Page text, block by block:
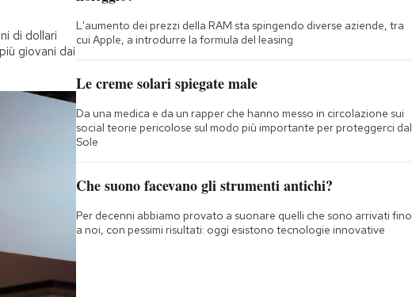
di dollari
giovani dai
L'aumento dei prezzi della RAM sta spingendo diverse aziende, tra
cui Apple, a introdurre la formula del leasing
Le creme solari spiegate male
Da una medica e da un rapper che hanno messo in circolazione sui
social teorie pericolose sul modo più importante per proteggerci dal
Sole
Che suono facevano gli strumenti antichi?
Per decenni abbiamo provato a suonare quelli che sono arrivati fino
a noi, con pessimi risultati: oggi esistono tecnologie innovative